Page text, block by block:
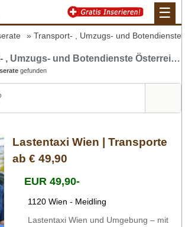
☰
Transport- , Umzugs- und Botendienste
Transport- , Umzugs- und Botendienste Österreich
gefunden
Lastentaxi Wien | Transporte
ab € 49,90
EUR 49,90-
1120 Wien - Meidling
Lastentaxi Wien und Umgebung – mit